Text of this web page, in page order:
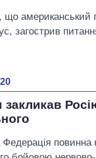
що американський
загострив
Федерація